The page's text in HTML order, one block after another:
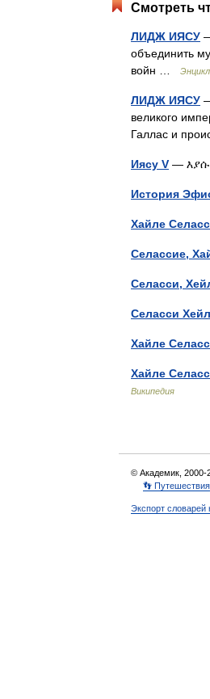
Смотреть
ЛИДЖ ИЯСУ
объединить
войн …
ЛИДЖ ИЯСУ
великого
Галлас и
Иясу V —
История
Хайле
Селассие,
Селасси,
Селасси Хейл
Хайле
Хайле
Википедия
© Академик, 2000-
👣 Путешествия
Экспорт словарей